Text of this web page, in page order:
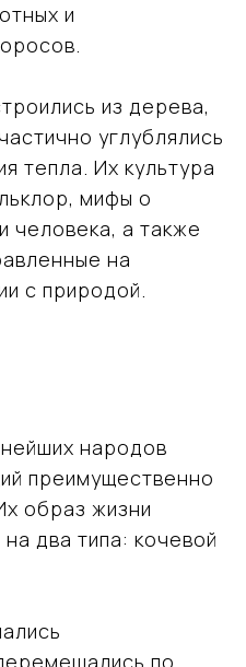
и
из дерева,
углублялись
тепла. Их культура
мифы о
человека, а также
на
с природой.
народов
преимущественно
образ жизни
два типа: кочевой
по